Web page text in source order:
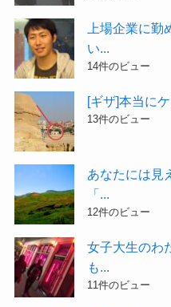
上場企業に
い...
14件のビュー
[ギザ]本当に
13件のビュー
あなたには見
「...
12件のビュー
女子大生のわ
も...
11件のビュー